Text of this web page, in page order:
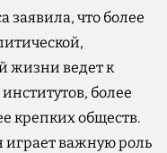
что более
жизни ведет к
более
крепких обществ.
играет важную роль